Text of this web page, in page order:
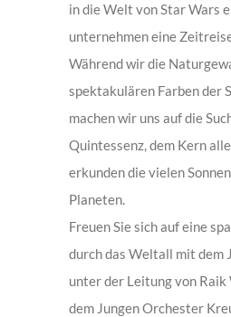
in die Welt von Star Wars
unternehmen eine
Während wir die
spektakulären Farben der
machen wir uns auf die
Quintessenz, dem Kern
erkunden die vielen
Planeten.
Freuen Sie sich auf eine
durch das Weltall mit dem
unter der Leitung von Raik
dem Jungen Orchester